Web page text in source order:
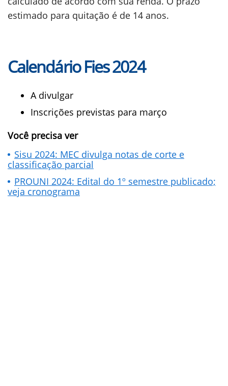
estimado para quitação é de 14 anos.
Calendário Fies 2024
A divulgar
Inscrições previstas para março
Você precisa ver
Sisu 2024: MEC divulga notas de corte e
classificação parcial
PROUNI 2024: Edital do 1º semestre publicado;
veja cronograma